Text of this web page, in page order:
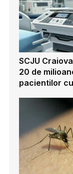
SCJU
20 de
pacientilor